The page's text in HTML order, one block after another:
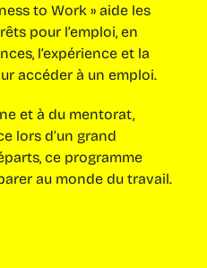
to Work » aide les
pour l’emploi, en
l’expérience et la
accéder à un emploi.
et à du mentorat,
lors d’un grand
ce programme
au monde du travail.